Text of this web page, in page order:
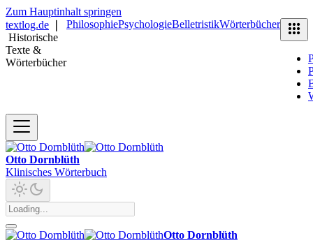
Zum Hauptinhalt springen
textlog.de
Historische
Texte &
Wörterbücher
PhilosophiePsychologieBelletristikWörterbücher
Otto Dornblüth
Klinisches Wörterbuch
Otto Dornblüth